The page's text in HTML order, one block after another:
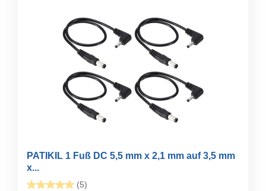
PATIKIL 1 Fuß DC 5,5 mm x 2,1 mm auf 3,5 mm
x...
(5)